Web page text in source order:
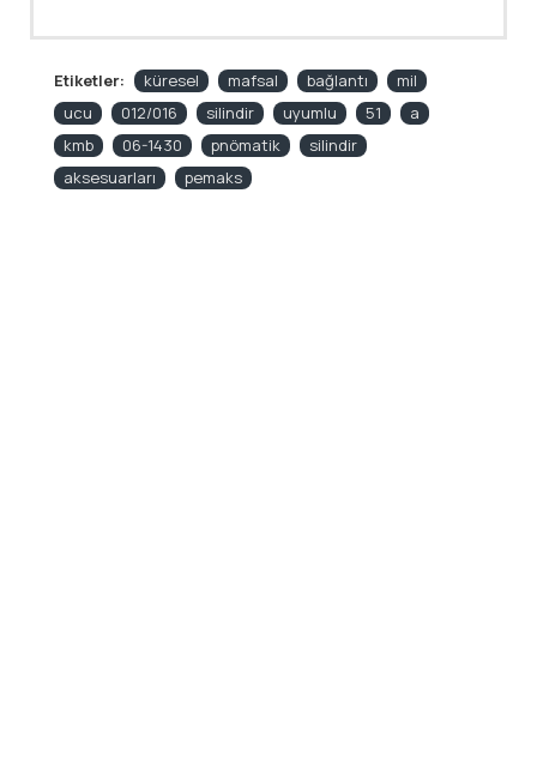
Etiketler: küresel mafsal bağlantı
mil
ucu
012/016 silindir uyumlu 51
a
kmb
06-1430 pnömatik
silindir
aksesuarları
pemaks